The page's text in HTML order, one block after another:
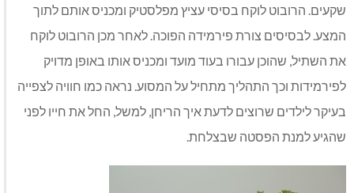
שקעים. הרובוט לוקח בסיסי עציץ מפלסטיק ומכניס אותם לתוך
המצע. לבסיסים צורת פירמידה הפוכה. לאחר מכן הרובוט לוקח
את השתיל, שהוכן עבורו בעוד מועד ומכניס אותו באופן מדויק
לפירמידות וכך התהליך מתחיל על המסוע. נראה כמו חוויה לצפייה
בעיקר לילדים שרוצים לדעת איך הריחן, למשל, החל את חייו לפני
שהגיע למנת הפסטה שבצלחת.